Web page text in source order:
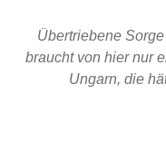
Übertriebene
braucht von hier nur
Ungarn, die